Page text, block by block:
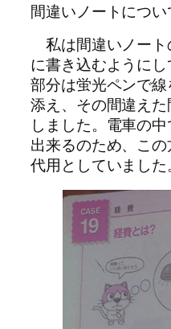
間違いノートについ
私は間違いノート
に書き込むように
部分は蛍光ペンで
添え、その間違え
しました。電車の
出来るのため、こ
代用としていました。